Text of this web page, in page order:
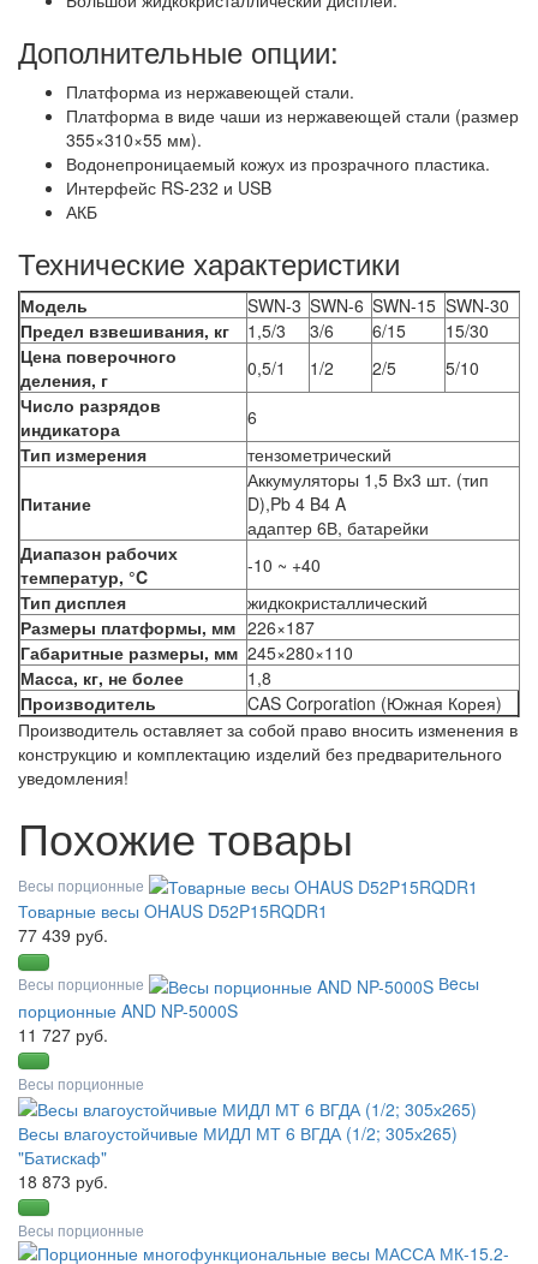
Дополнительные опции:
Платформа из нержавеющей стали.
Платформа в виде чаши из нержавеющей стали (размер
355×310×55 мм).
Водонепроницаемый кожух из прозрачного пластика.
Интерфейс RS-232 и USB
АКБ
Технические характеристики
Модель SWN-3 SWN-6 SWN-15 SWN-30
Предел взвешивания, кг
1,5/3 3/6 6/15
15/30
Цена поверочного
деления, г
0,5/1 1/2 2/5
5/10
Число разрядов
индикатора
6
Тип измерения
тензометрический
Питание
Аккумуляторы 1,5 Вх3 шт. (тип
D),Pb 4 B4 A
адаптер 6В, батарейки
Диапазон рабочих
температур, °C
-10 ~ +40
Тип дисплея
жидкокристаллический
Размеры платформы, мм 226×187
Габаритные размеры, мм 245×280×110
Масса, кг, не более
1,8
Производитель
CAS Corporation (Южная Корея)
Производитель оставляет за собой право вносить изменения в
конструкцию и комплектацию изделий без предварительного
уведомления!
Похожие товары
Весы порционные
Товарные весы OHAUS D52P15RQDR1
77 439 руб.
Весы порционные
Вeсы
порционные AND NP-5000S
11 727 руб.
Весы порционные
Весы влагоустойчивые МИДЛ МТ 6 ВГДА (1/2; 305х265)
"Батискаф"
18 873 руб.
Весы порционные